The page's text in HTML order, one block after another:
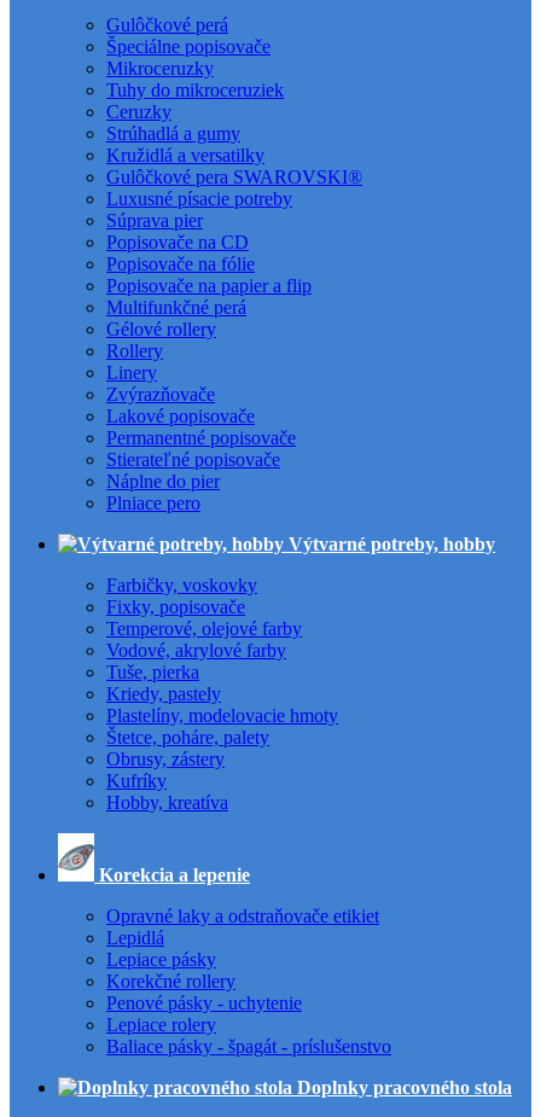
Gulôčkové perá
Špeciálne popisovače
Mikroceruzky
Tuhy do mikroceruziek
Ceruzky
Strúhadlá a gumy
Kružidlá a versatilky
Gulôčkové pera SWAROVSKI®
Luxusné písacie potreby
Súprava pier
Popisovače na CD
Popisovače na fólie
Popisovače na papier a flip
Multifunkčné perá
Gélové rollery
Rollery
Linery
Zvýrazňovače
Lakové popisovače
Permanentné popisovače
Stierateľné popisovače
Náplne do pier
Plniace pero
Výtvarné potreby, hobby
Farbičky, voskovky
Fixky, popisovače
Temperové, olejové farby
Vodové, akrylové farby
Tuše, pierka
Kriedy, pastely
Plastelíny, modelovacie hmoty
Štetce, poháre, palety
Obrusy, zástery
Kufríky
Hobby, kreatíva
Korekcia a lepenie
Opravné laky a odstraňovače etikiet
Lepidlá
Lepiace pásky
Korekčné rollery
Penové pásky - uchytenie
Lepiace rolery
Baliace pásky - špagát - príslušenstvo
Doplnky pracovného stola